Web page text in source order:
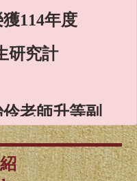
研究計
諮商學報」